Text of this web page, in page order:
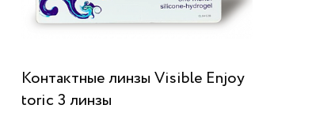
Контактные линзы Visible Enjoy
toric 3 линзы